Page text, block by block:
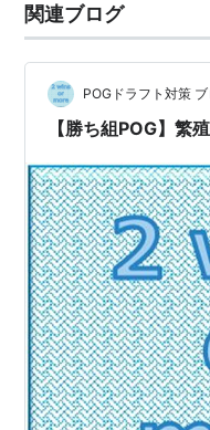
関連ブログ
POGドラフト対策
【勝ち組POG】繁